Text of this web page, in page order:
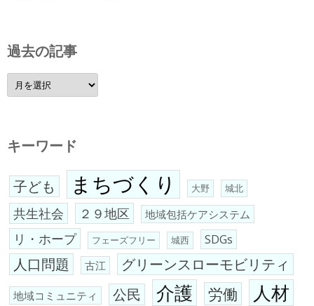
過去の記事
過
去
の
キーワード
子ども まちづくり 大野 城北
共生社会 ２９地区 地域包括ケアシステム
リ・ホープ フェーズフリー 城西 SDGs
人口問題 古江 グリーンスローモビリティ
地域コミュニティ 公民 介護 労働 人材